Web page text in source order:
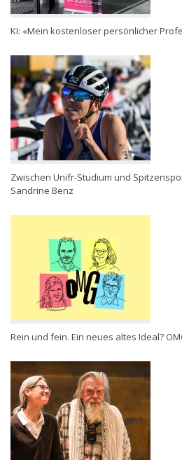
KI: «Mein kostenloser persönlicher
Zwischen Unifr-Studium und
Sandrine Benz
Rein und fein. Ein neues altes Ideal?